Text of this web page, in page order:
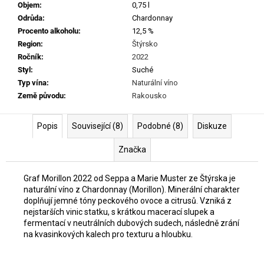
Objem:
0,75 l
Odrůda:
Chardonnay
Procento alkoholu:
12,5 %
Region:
Štýrsko
Ročník:
2022
Styl :
Suché
Typ vína:
Naturální víno
Země původu: Rakousko
Popis Související (8) Podobné (8) Diskuze
Značka
Graf Morillon 2022 od Seppa a Marie Muster ze Štýrska je
naturální víno z Chardonnay (Morillon). Minerální charakter
doplňují jemné tóny peckového ovoce a citrusů. Vzniká z
nejstarších vinic statku, s krátkou macerací slupek a
fermentací v neutrálních dubových sudech, následně zrání
na kvasinkových kalech pro texturu a hloubku.
FAIRE
2021
399
Kč